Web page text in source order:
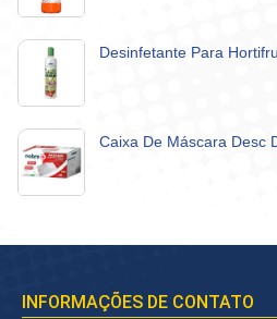
Desinfetante Para
Caixa De Máscara Desc
INFORMAÇÕES DE CONTATO